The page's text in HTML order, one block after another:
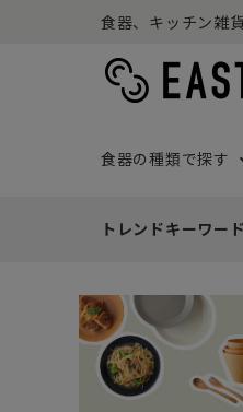
食器、キッチン雑
食器の種類で探す
- 小皿
- 中皿・取り皿・
- 大皿
- カレー・パスタ
基本の食器特集
和食器セット
こども食器セット
- ～2,999円
- 3,000円～
- 5,000円～
トレンドキーワード